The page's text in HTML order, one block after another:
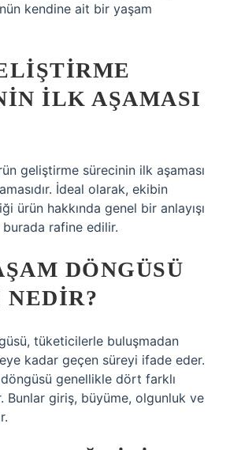
kendine ait bir yaşam
ILK AŞAMASI
geliştirme sürecinin ilk aşaması
İdeal olarak, ekibin
ürün hakkında genel bir anlayışı
rafine edilir.
DÖNGÜSÜ
tüketicilerle buluşmadan
kadar geçen süreyi ifade eder.
genellikle dört farklı
Bunlar giriş, büyüme, olgunluk ve